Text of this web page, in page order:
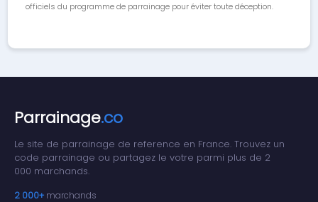
officiels du programme de parrainage pour éviter toute déception.
Parrainage.co
Le site de parrainage de reference en France. Trouvez un
code parrainage ou partagez le votre parmi plus de 2
000 marchands.
2 000+ marchands